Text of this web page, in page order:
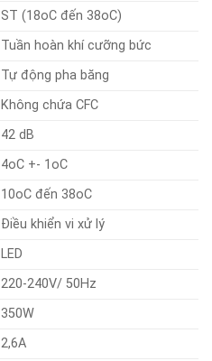
ST (18oC đến 38oC)
Tuần hoàn khí cưỡng bức
Tự động pha băng
Không chứa CFC
42 dB
4oC +- 1oC
10oC đến 38oC
Điều khiển vi xử lý
LED
220-240V/ 50Hz
350W
2,6A